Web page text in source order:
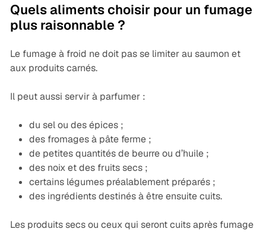
Quels aliments choisir pour un fumage
plus raisonnable ?
Le fumage à froid ne doit pas se limiter au saumon et
aux produits carnés.
Il peut aussi servir à parfumer :
du sel ou des épices ;
des fromages à pâte ferme ;
de petites quantités de beurre ou d’huile ;
des noix et des fruits secs ;
certains légumes préalablement préparés ;
des ingrédients destinés à être ensuite cuits.
Les produits secs ou ceux qui seront cuits après fumage